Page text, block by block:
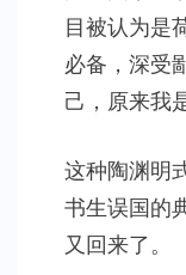
目被认为是
必备，深受
己，原来我
这种陶渊明
书生误国的
又回来了。